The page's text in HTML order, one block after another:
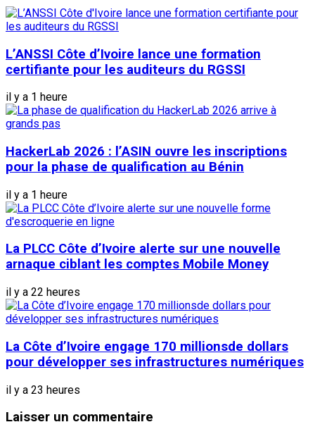
L’ANSSI Côte d’Ivoire lance une formation
certifiante pour les auditeurs du RGSSI
il y a 1 heure
HackerLab 2026 : l’ASIN ouvre les inscriptions
pour la phase de qualification au Bénin
il y a 1 heure
La PLCC Côte d’Ivoire alerte sur une nouvelle
arnaque ciblant les comptes Mobile Money
il y a 22 heures
La Côte d’Ivoire engage 170 millionsde dollars
pour développer ses infrastructures numériques
il y a 23 heures
Laisser un commentaire